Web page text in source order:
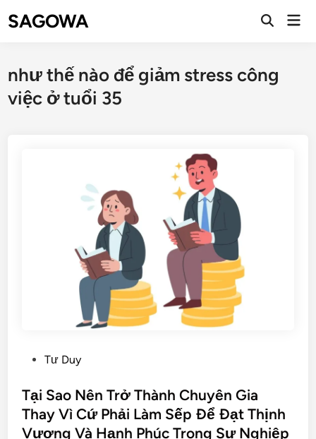
SAGOWA
như thế nào để giảm stress công
việc ở tuổi 35
Tư Duy
Tại Sao Nên Trở Thành Chuyên Gia
Thay Vì Cứ Phải Làm Sếp Để Đạt Thịnh
Vượng Và Hạnh Phúc Trong Sự Nghiệp